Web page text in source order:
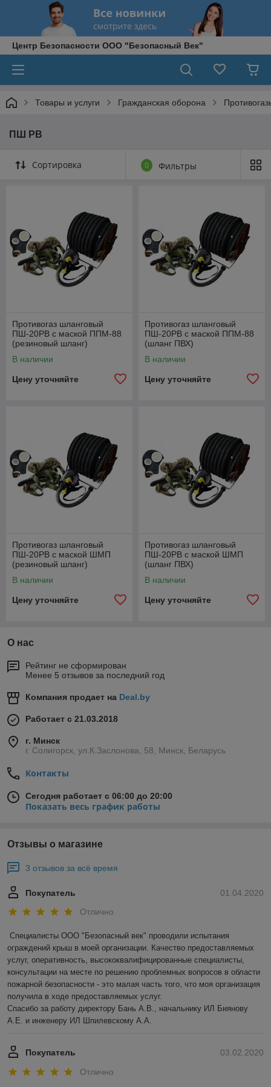
Центр Безопасности ООО "Безопасный Век"
Товары и услуги Гражданская оборона
ПШ РВ
Сортировка 0 Фильтры
Противогаз шланговый
ПШ-20РВ с маской ППМ-88
(резиновый шланг)
В наличии
Цену уточняйте
Противогаз шланговый
ПШ-20РВ с маской ППМ-88
(шланг ПВХ)
В наличии
Цену уточняйте
Противогаз шланговый
ПШ-20РВ с маской ШМП
(резиновый шланг)
В наличии
Цену уточняйте
Противогаз шланговый
ПШ-20РВ с маской ШМП
(шланг ПВХ)
В наличии
Цену уточняйте
О нас
Рейтинг не сформирован
Менее 5 отзывов за последний год
Компания продает на Deal.by
Работает с 21.03.2018
г. Минск
г. Солигорск, ул.К.Заслонова, 58, Минск, Беларусь
Контакты
Сегодня работает с 06:00 до 20:00
Показать весь график работы
Отзывы о магазине
3 отзывов за всё время
01.04.2020
Покупатель
Отлично
Специалисты ООО "Безопасный век" проводили испытания
ограждений крыш в моей организации. Качество предоставляемых
услуг, оперативность, высококвалифицированные специалисты,
консультации на месте по решению проблемных вопросов в области
пожарной безопасности - это малая часть того, что моя организация
получила в ходе предоставляемых услуг.
Спасибо за работу директору Бань А.В., начальнику ИЛ Биянову
А.Е. и инженеру ИЛ Шпилевскому А.А.
03.02.2020
Покупатель
Отлично